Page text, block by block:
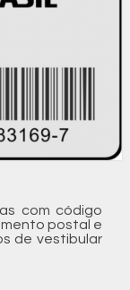
com código
postal e
de vestibular